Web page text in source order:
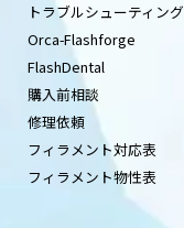
トラブルシューティング
Orca-Flashforge
FlashDental
購入前相談
修理依頼
フィラメント対応表
フィラメント物性表